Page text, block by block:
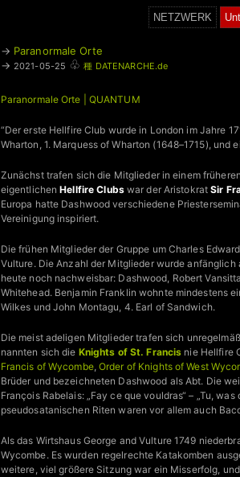
NETZWERK
→ Paranormale Orte
→ 2021-05-25 ♧ 種 DATENARCHE.de
Paranormale Orte | QUANTUM
“Der erste Hellfire Club wurde in London im Jahre
Wharton, 1. Marquess of Wharton (1648–1715),
Zunächst trafen sich die Mitglieder in einem
eigentlichenHellfire Clubswar der AristokratSir
Europa hatte Dashwood verschiedene
Vereinigung inspiriert.
Die frühen Mitglieder der Gruppe um Charles
Vulture. Die Anzahl der Mitglieder wurde
heute noch nachweisbar: Dashwood, Robert
Whitehead. Benjamin Franklin wohnte mindestens
Wilkes und John Montagu, 4. Earl of Sandwich.
Die meist adeligen Mitglieder trafen sich
nannten sich die Knights of St. Francis nie Hellfire
Francis of Wycombe,Order of Knights of West
Brüder und bezeichneten Dashwood als Abt. Die
François Rabelais: „Fay ce que vouldras“ – „Tu,
pseudosatanischen Riten waren vor allem auch
Als das Wirtshaus George and Vulture 1749
Wycombe. Es wurden regelrechte Katakomben
weitere, viel größere Sitzung war ein Misserfolg,